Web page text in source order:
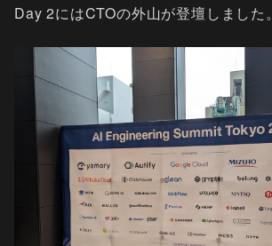
Day 2にはCTOの外山が登壇しました。